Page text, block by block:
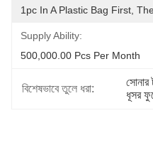
1pc In A Plastic Bag First,
Supply Ability:
500,000.00 Pcs Per Month
বিশেষভাবে তুলে ধরা:
সোনার
ধূসর